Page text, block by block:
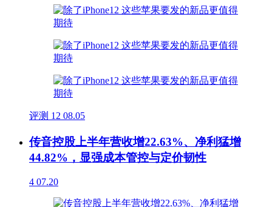
评测 12 08.05
传音控股上半年营收增22.63%、净利猛增
44.82%，显强成本管控与定价韧性
4 07.20